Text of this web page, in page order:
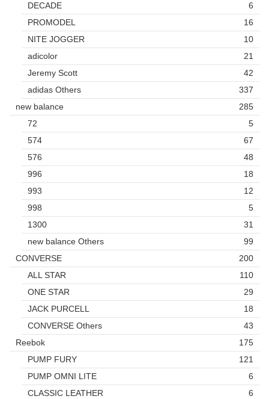
DECADE
6
PROMODEL
16
NITE JOGGER
10
adicolor
21
Jeremy Scott
42
adidas Others
337
new balance
285
72
5
574
67
576
48
996
18
993
12
998
5
1300
31
new balance Others
99
CONVERSE
200
ALL STAR
110
ONE STAR
29
JACK PURCELL
18
CONVERSE Others
43
Reebok
175
PUMP FURY
121
PUMP OMNI LITE
6
CLASSIC LEATHER
6